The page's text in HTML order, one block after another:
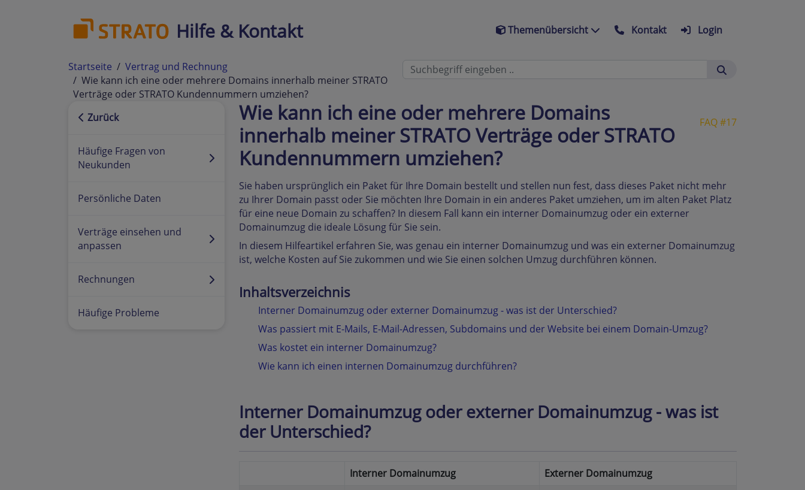
Hilfe & Kontakt Themenübersicht Kontakt Login
Startseite
Vertrag und Rechnung
Wie kann ich eine oder mehrere Domains innerhalb meiner STRATO
Verträge oder STRATO Kundennummern umziehen?
Zurück
Häufige Fragen von
Neukunden
Persönliche Daten
Verträge einsehen und
anpassen
Rechnungen
Häufige Probleme
FAQ #17
Wie kann ich eine oder mehrere Domains
innerhalb meiner STRATO Verträge oder STRATO
Kundennummern umziehen?
Sie haben ursprünglich ein Paket für Ihre Domain bestellt und stellen nun fest, dass dieses Paket nicht mehr
zu Ihrer Domain passt oder Sie möchten Ihre Domain in ein anderes Paket umziehen, um im alten Paket Platz
für eine neue Domain zu schaffen? In diesem Fall kann ein interner Domainumzug oder ein externer
Domainumzug die ideale Lösung für Sie sein.
In diesem Hilfeartikel erfahren Sie, was genau ein interner Domainumzug und was ein externer Domainumzug
ist, welche Kosten auf Sie zukommen und wie Sie einen solchen Umzug durchführen können.
Inhaltsverzeichnis
Interner Domainumzug oder externer Domainumzug - was ist der Unterschied?
Was passiert mit E-Mails, E-Mail-Adressen, Subdomains und der Website bei einem Domain-Umzug?
Was kostet ein interner Domainumzug?
Wie kann ich einen internen Domainumzug durchführen?
Interner Domainumzug oder externer Domainumzug - was ist
der Unterschied?
Interner Domainumzug
Externer Domainumzug